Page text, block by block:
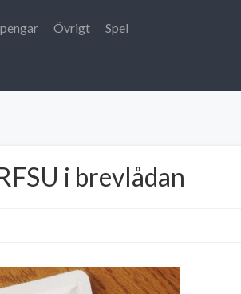
Övrigt Spel
i brevlådan